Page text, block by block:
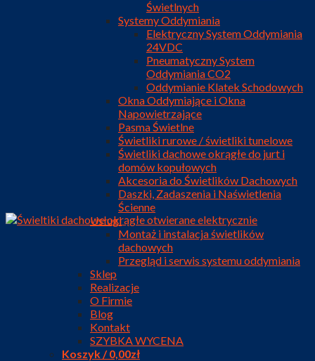
Świetlnych
Systemy Oddymiania
Elektryczny System Oddymiania
24VDC
Pneumatyczny System
Oddymiania CO2
Oddymianie Klatek Schodowych
Okna Oddymiające i Okna
Napowietrzające
Pasma Świetlne
Świetliki rurowe / świetliki tunelowe
Świetliki dachowe okrągłe do jurt i
domów kopułowych
Akcesoria do Świetlików Dachowych
Daszki, Zadaszenia i Naświetlenia
Ścienne
Usługi
Montaż i instalacja świetlików
dachowych
Przegląd i serwis systemu oddymiania
Sklep
Realizacje
O Firmie
Blog
Kontakt
SZYBKA WYCENA
Koszyk /0,00zł